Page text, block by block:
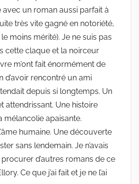
avec un roman aussi parfait à
très vite gagné en notoriété,
moins mérité). Je ne suis pas
cette claque et la noirceur
m’ont fait énormément de
d’avoir rencontré un ami
depuis si longtemps. Un
attendrissant. Une histoire
mélancolie apaisante.
humaine. Une découverte
sans lendemain. Je n’avais
procurer d’autres romans de ce
Ce que j’ai fait et je ne l’ai